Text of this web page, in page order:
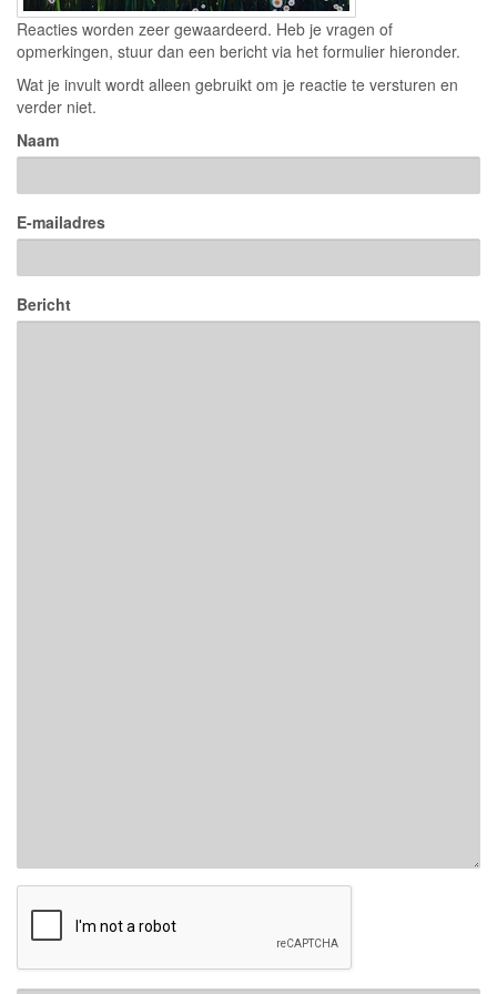
Reacties worden zeer gewaardeerd. Heb je vragen of
opmerkingen, stuur dan een bericht via het formulier hieronder.
Wat je invult wordt alleen gebruikt om je reactie te versturen en
verder niet.
Naam
E-mailadres
Bericht